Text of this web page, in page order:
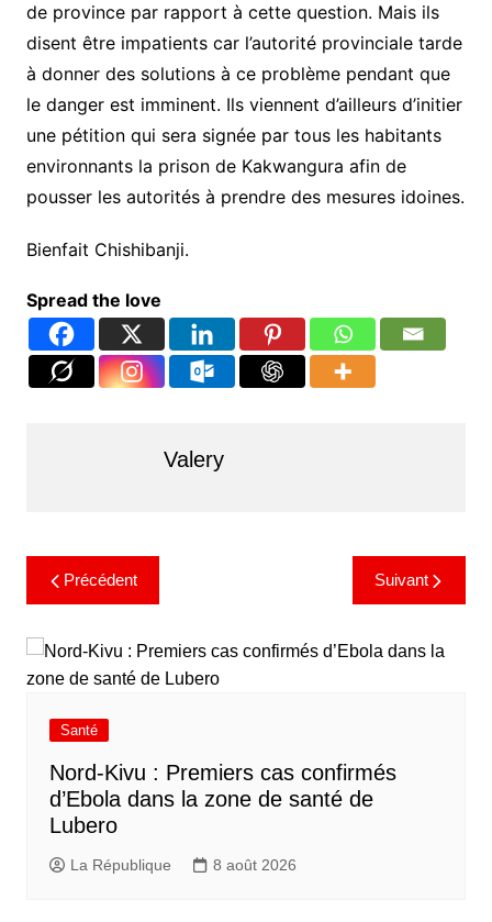
de province par rapport à cette question. Mais ils
disent être impatients car l’autorité provinciale tarde
à donner des solutions à ce problème pendant que
le danger est imminent. Ils viennent d’ailleurs d’initier
une pétition qui sera signée par tous les habitants
environnants la prison de Kakwangura afin de
pousser les autorités à prendre des mesures idoines.
Bienfait Chishibanji.
Spread the love
Valery
Précédent Suivant
Santé
Nord-Kivu : Premiers cas confirmés
d’Ebola dans la zone de santé de
Lubero
La République 8 août 2026